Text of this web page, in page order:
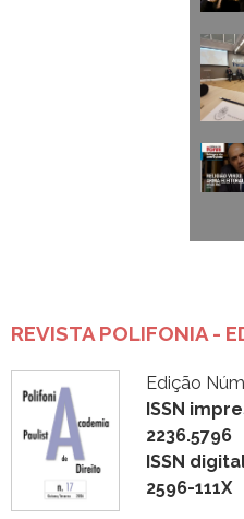
REVISTA POLIFONIA -
Edição
ISSN
2236.5796
ISSN
2596-111X